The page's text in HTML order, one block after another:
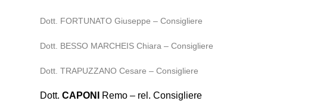
Dott. FORTUNATO Giuseppe – Consigliere
Dott. BESSO MARCHEIS Chiara – Consigliere
Dott. TRAPUZZANO Cesare – Consigliere
Dott.CAPONI Remo – rel. Consigliere